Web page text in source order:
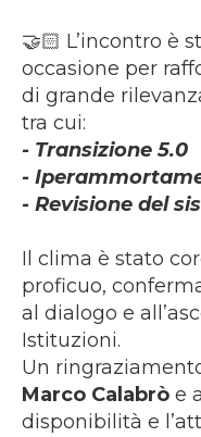
🤝🏻 L’incontro è
occasione per
di grande
tra cui:
- Transizione 5.0
-
- Revisione del
Il clima è stato
proficuo,
al dialogo e
Istituzioni.
Un
Marco Calabrò e a
disponibilità e